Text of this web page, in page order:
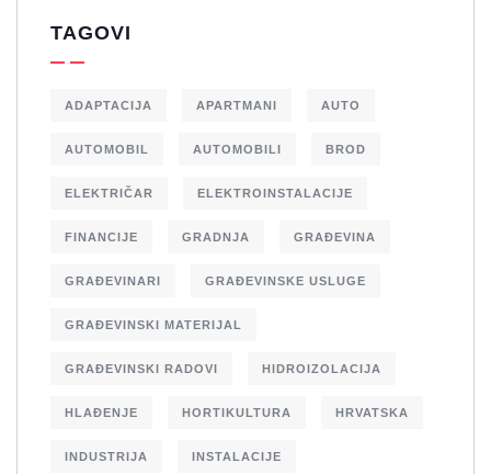
TAGOVI
ADAPTACIJA APARTMANI AUTO
AUTOMOBIL AUTOMOBILI BROD
ELEKTRIČAR ELEKTROINSTALACIJE
FINANCIJE GRADNJA GRAĐEVINA
GRAĐEVINARI GRAĐEVINSKE USLUGE
GRAĐEVINSKI MATERIJAL
GRAĐEVINSKI RADOVI HIDROIZOLACIJA
HLAĐENJE HORTIKULTURA HRVATSKA
INDUSTRIJA INSTALACIJE